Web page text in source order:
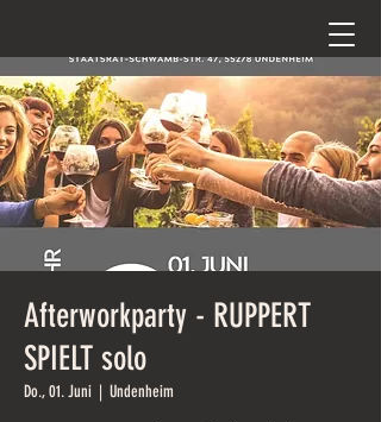
Afterworkparty - RUPPERT
SPIELT solo
Do., 01. Juni
  |
Undenheim